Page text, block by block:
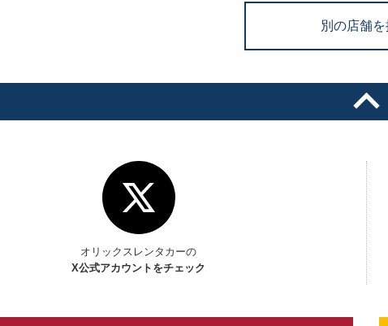
別の店舗
オリックスレンタカーの
X公式アカウントをチェック